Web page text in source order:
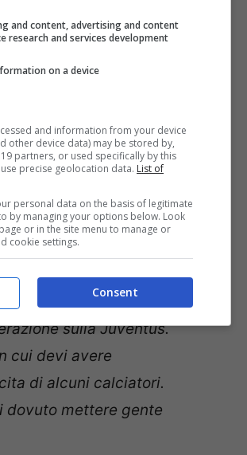
per lottare
i campionati e non
sulla Juventus.
cui devi avere
di alcuni calciatori.
dovuto mettere gente
and content, advertising and content
research and services development
on a device
and information from your device
other device data) may be stored by,
partners, or used specifically by this
precise geolocation data. List of
personal data on the basis of legitimate
by managing your options below. Look
or in the site menu to manage or
cookie settings.
Consent